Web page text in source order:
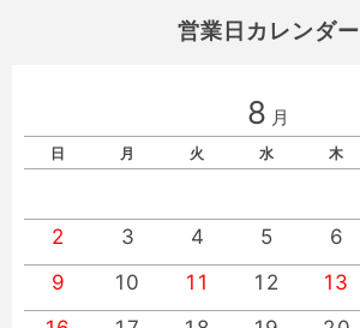
営業日カレンダー
8 月
日 月 火 水 木
2
3 4 5 6
9
10 11 12 13